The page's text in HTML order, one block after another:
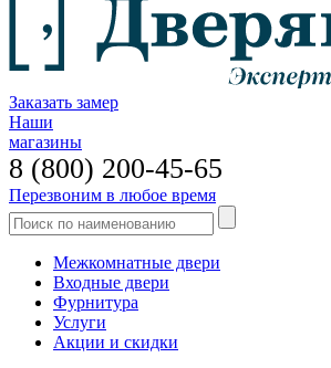
Заказать замер
Наши
магазины
8 (800) 200-45-65
Перезвоним в любое время
Межкомнатные двери
Входные двери
Фурнитура
Услуги
Акции и скидки